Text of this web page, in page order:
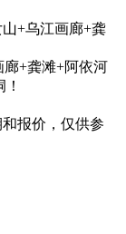
+乌江画廊+龚
+龚滩+阿依河
和报价，仅供参